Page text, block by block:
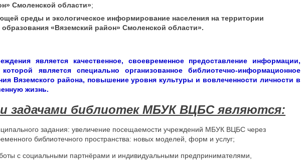
Смоленской области»;
среды и экологическое информирование населения на территории
«Вяземский район» Смоленской области».
является качественное, своевременное предоставление информации,
является специально организованное библиотечно-информационное
Вяземского района, повышение уровня культуры и вовлеченности личности в
жизнь.
задачами библиотек МБУК ВЦБС являются:
задания: увеличение посещаемости учреждений МБУК ВЦБС через
библиотечного пространства: новых моделей, форм и услуг;
с социальными партнёрами и индивидуальными предпринимателями,